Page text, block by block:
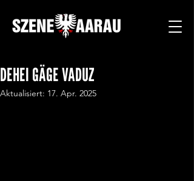
DEHEI GÄGE VADUZ
Aktualisiert: 17. Apr. 2025